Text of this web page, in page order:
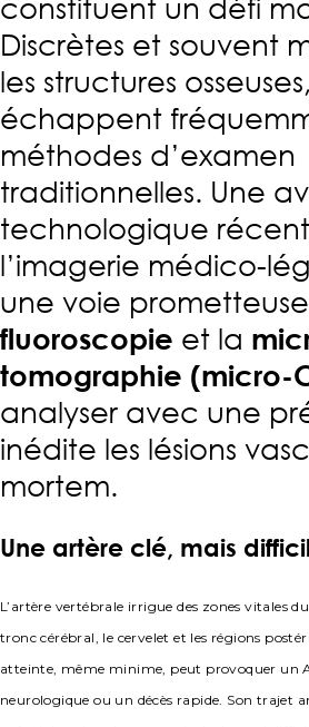
constituent un défi
Discrètes et souvent
les structures
échappent
méthodes d’examen
traditionnelles. Une
technologique
l’imagerie médico-
une voie
fluoroscopie et la
tomographie (micro-
analyser avec une
inédite les lésions
mortem.
Une artère clé, mais
L’artère vertébrale irrigue des zones vitales
tronc cérébral, le cervelet et les régions
atteinte, même minime, peut provoquer un
neurologique ou un décès rapide. Son trajet